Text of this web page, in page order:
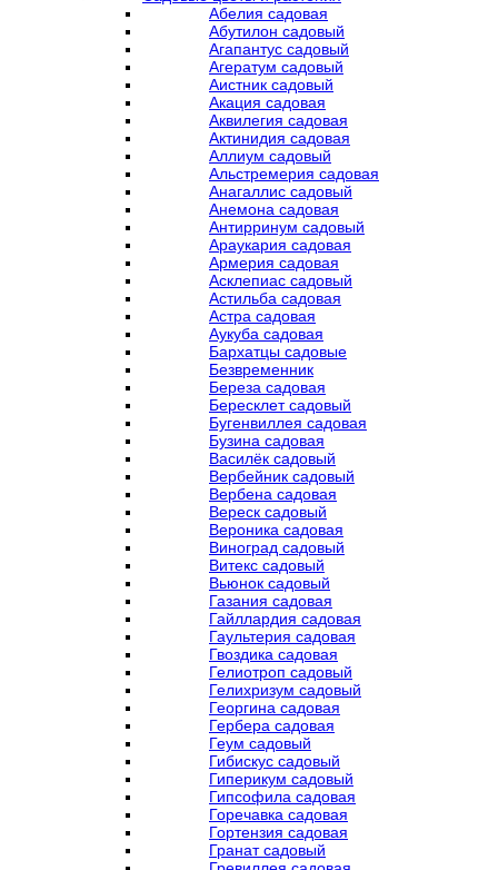
Абелия садовая
Абутилон садовый
Агапантус садовый
Агератум садовый
Аистник садовый
Акация садовая
Аквилегия садовая
Актинидия садовая
Аллиум садовый
Альстремерия садовая
Анагаллис садовый
Анемона садовая
Антирринум садовый
Араукария садовая
Армерия садовая
Асклепиас садовый
Астильба садовая
Астра садовая
Аукуба садовая
Бархатцы садовые
Безвременник
Береза садовая
Бересклет садовый
Бугенвиллея садовая
Бузина садовая
Василёк садовый
Вербейник садовый
Вербена садовая
Вереск садовый
Вероника садовая
Виноград садовый
Витекс садовый
Вьюнок садовый
Газания садовая
Гайллардия садовая
Гаультерия садовая
Гвоздика садовая
Гелиотроп садовый
Гелихризум садовый
Георгина садовая
Гербера садовая
Геум садовый
Гибискус садовый
Гиперикум садовый
Гипсофила садовая
Горечавка садовая
Гортензия садовая
Гранат садовый